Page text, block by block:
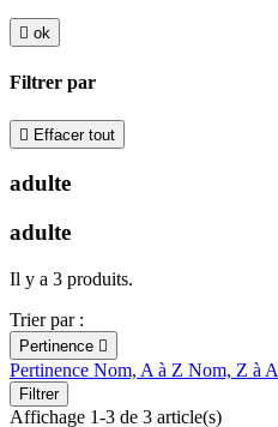
 ok
Filtrer par
 Effacer tout
adulte
adulte
Il y a 3 produits.
Trier par :
Pertinence 
Pertinence Nom, A à Z Nom, Z à A
Filtrer
Affichage 1-3 de 3 article(s)